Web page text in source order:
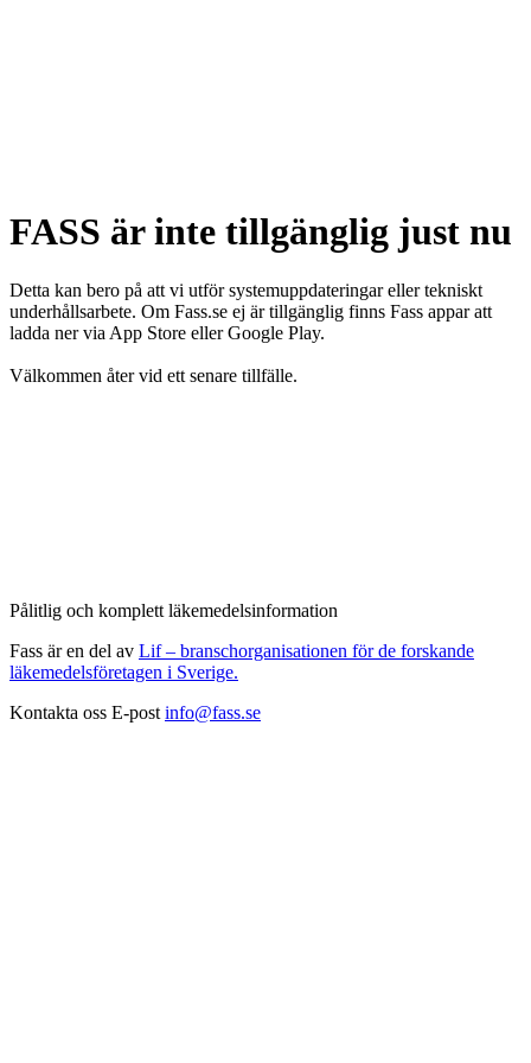
FASS är inte tillgänglig just nu
Detta kan bero på att vi utför systemuppdateringar eller tekniskt
underhållsarbete. Om Fass.se ej är tillgänglig finns Fass appar att
ladda ner via App Store eller Google Play.
Välkommen åter vid ett senare tillfälle.
Pålitlig och komplett läkemedelsinformation
Fass är en del av Lif – branschorganisationen för de forskande
läkemedelsföretagen i Sverige.
Kontakta oss E-post info@fass.se